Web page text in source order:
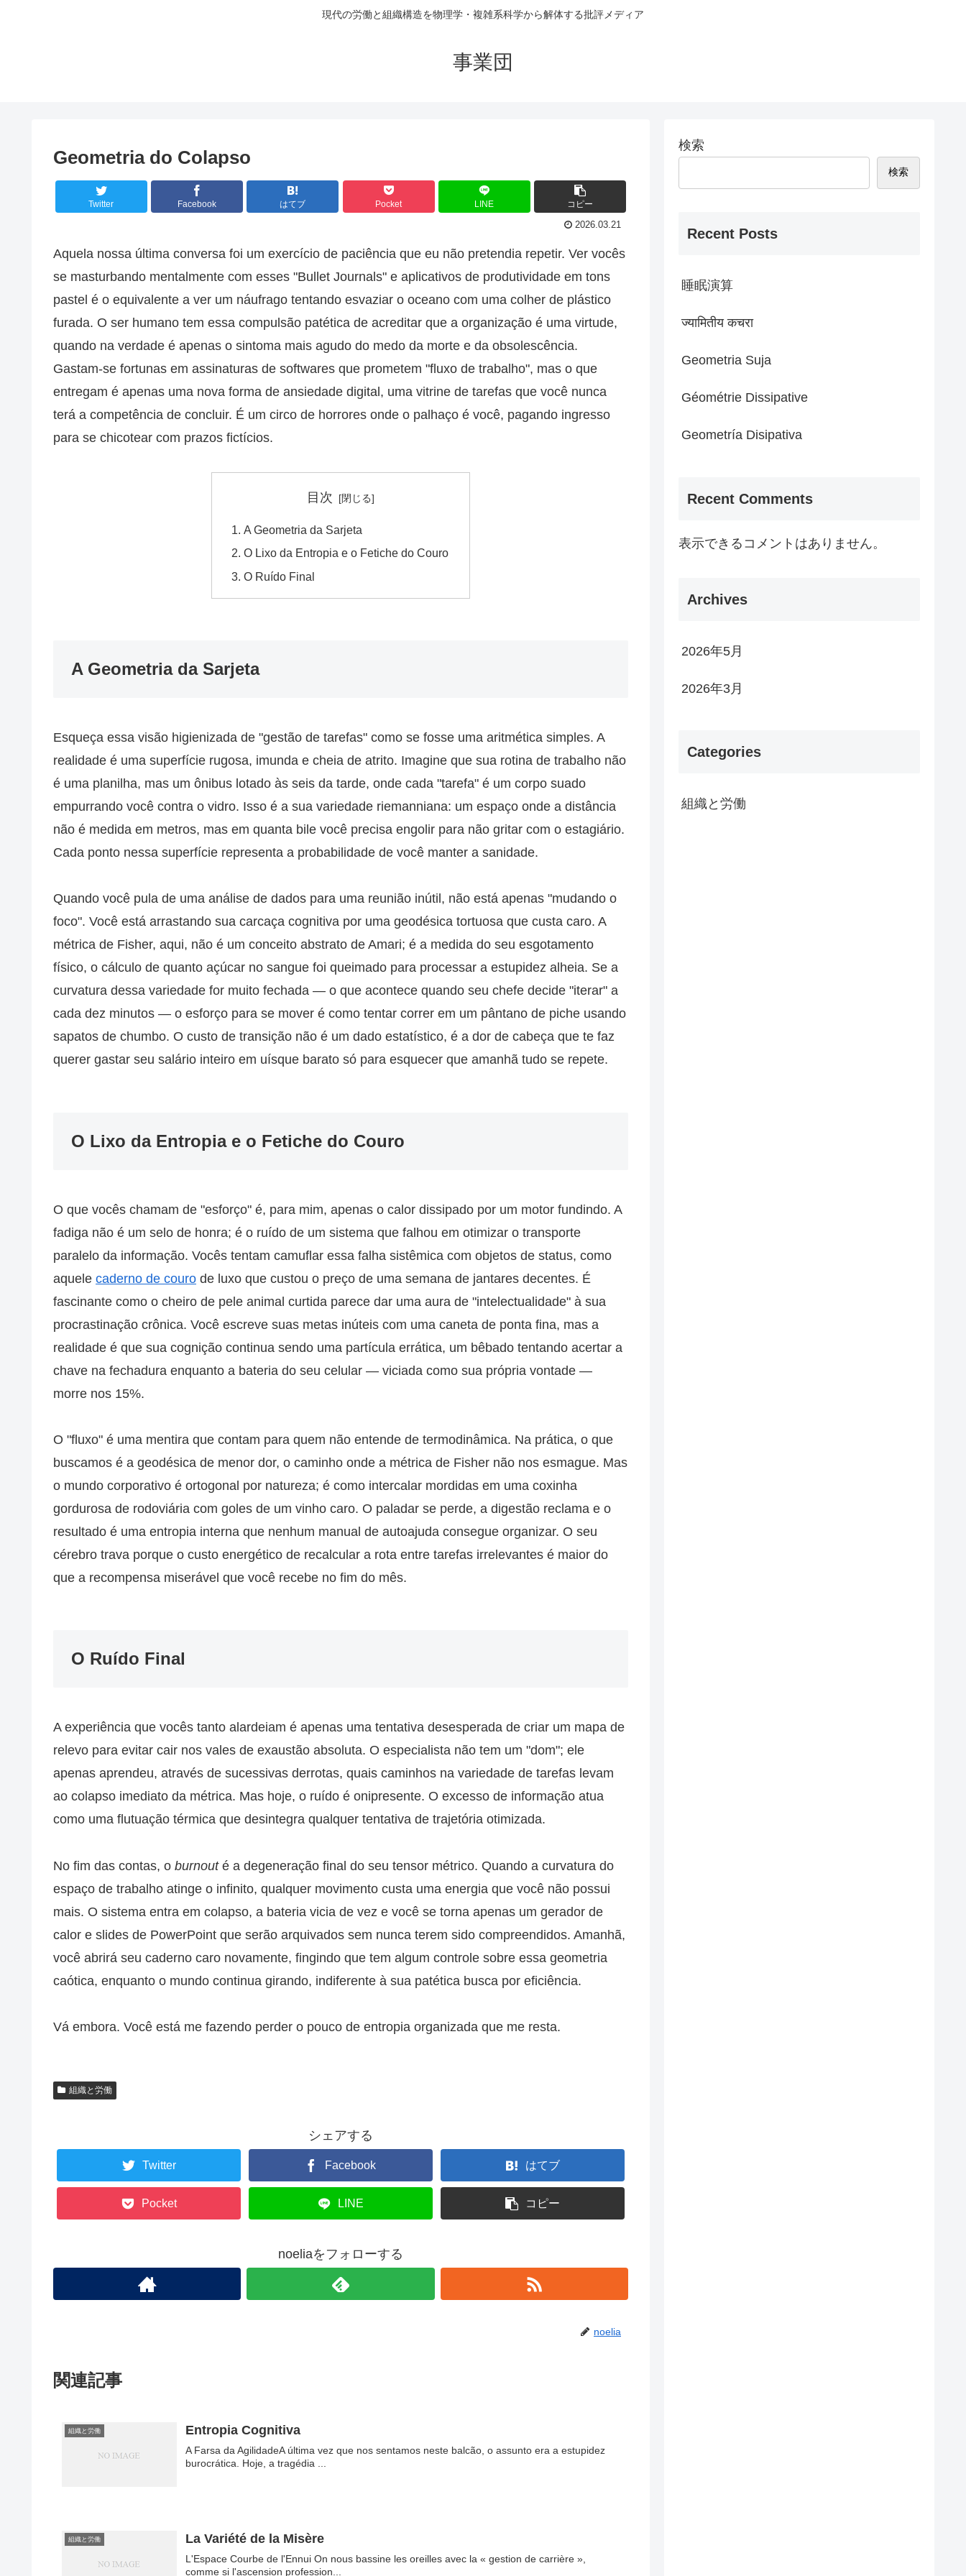
現代の労働と組織構造を物理学・複雑系科学から解体する批評メディア
事業団
Geometria do Colapso
Twitter Facebook はてブ Pocket LINE コピー
2026.03.21
Aquela nossa última conversa foi um exercício de paciência que eu não pretendia repetir. Ver vocês
se masturbando mentalmente com esses "Bullet Journals" e aplicativos de produtividade em tons
pastel é o equivalente a ver um náufrago tentando esvaziar o oceano com uma colher de plástico
furada. O ser humano tem essa compulsão patética de acreditar que a organização é uma virtude,
quando na verdade é apenas o sintoma mais agudo do medo da morte e da obsolescência.
Gastam-se fortunas em assinaturas de softwares que prometem "fluxo de trabalho", mas o que
entregam é apenas uma nova forma de ansiedade digital, uma vitrine de tarefas que você nunca
terá a competência de concluir. É um circo de horrores onde o palhaço é você, pagando ingresso
para se chicotear com prazos fictícios.
目次
A Geometria da Sarjeta
O Lixo da Entropia e o Fetiche do Couro
O Ruído Final
A Geometria da Sarjeta
Esqueça essa visão higienizada de "gestão de tarefas" como se fosse uma aritmética simples. A
realidade é uma superfície rugosa, imunda e cheia de atrito. Imagine que sua rotina de trabalho não
é uma planilha, mas um ônibus lotado às seis da tarde, onde cada "tarefa" é um corpo suado
empurrando você contra o vidro. Isso é a sua variedade riemanniana: um espaço onde a distância
não é medida em metros, mas em quanta bile você precisa engolir para não gritar com o estagiário.
Cada ponto nessa superfície representa a probabilidade de você manter a sanidade.
Quando você pula de uma análise de dados para uma reunião inútil, não está apenas "mudando o
foco". Você está arrastando sua carcaça cognitiva por uma geodésica tortuosa que custa caro. A
métrica de Fisher, aqui, não é um conceito abstrato de Amari; é a medida do seu esgotamento
físico, o cálculo de quanto açúcar no sangue foi queimado para processar a estupidez alheia. Se a
curvatura dessa variedade for muito fechada — o que acontece quando seu chefe decide "iterar" a
cada dez minutos — o esforço para se mover é como tentar correr em um pântano de piche usando
sapatos de chumbo. O custo de transição não é um dado estatístico, é a dor de cabeça que te faz
querer gastar seu salário inteiro em uísque barato só para esquecer que amanhã tudo se repete.
O Lixo da Entropia e o Fetiche do Couro
O que vocês chamam de "esforço" é, para mim, apenas o calor dissipado por um motor fundindo. A
fadiga não é um selo de honra; é o ruído de um sistema que falhou em otimizar o transporte
paralelo da informação. Vocês tentam camuflar essa falha sistêmica com objetos de status, como
aquele caderno de couro de luxo que custou o preço de uma semana de jantares decentes. É
fascinante como o cheiro de pele animal curtida parece dar uma aura de "intelectualidade" à sua
procrastinação crônica. Você escreve suas metas inúteis com uma caneta de ponta fina, mas a
realidade é que sua cognição continua sendo uma partícula errática, um bêbado tentando acertar a
chave na fechadura enquanto a bateria do seu celular — viciada como sua própria vontade —
morre nos 15%.
O "fluxo" é uma mentira que contam para quem não entende de termodinâmica. Na prática, o que
buscamos é a geodésica de menor dor, o caminho onde a métrica de Fisher não nos esmague. Mas
o mundo corporativo é ortogonal por natureza; é como intercalar mordidas em uma coxinha
gordurosa de rodoviária com goles de um vinho caro. O paladar se perde, a digestão reclama e o
resultado é uma entropia interna que nenhum manual de autoajuda consegue organizar. O seu
cérebro trava porque o custo energético de recalcular a rota entre tarefas irrelevantes é maior do
que a recompensa miserável que você recebe no fim do mês.
O Ruído Final
A experiência que vocês tanto alardeiam é apenas uma tentativa desesperada de criar um mapa de
relevo para evitar cair nos vales de exaustão absoluta. O especialista não tem um "dom"; ele
apenas aprendeu, através de sucessivas derrotas, quais caminhos na variedade de tarefas levam
ao colapso imediato da métrica. Mas hoje, o ruído é onipresente. O excesso de informação atua
como uma flutuação térmica que desintegra qualquer tentativa de trajetória otimizada.
No fim das contas, o burnouté a degeneração final do seu tensor métrico. Quando a curvatura do
espaço de trabalho atinge o infinito, qualquer movimento custa uma energia que você não possui
mais. O sistema entra em colapso, a bateria vicia de vez e você se torna apenas um gerador de
calor e slides de PowerPoint que serão arquivados sem nunca terem sido compreendidos. Amanhã,
você abrirá seu caderno caro novamente, fingindo que tem algum controle sobre essa geometria
caótica, enquanto o mundo continua girando, indiferente à sua patética busca por eficiência.
Vá embora. Você está me fazendo perder o pouco de entropia organizada que me resta.
組織と労働
シェアする
Twitter Facebook はてブ
Pocket LINE コピー
noeliaをフォローする
noelia
関連記事
組織と労働 Entropia Cognitiva
A Farsa da AgilidadeA última vez que nos sentamos neste balcão, o assunto era a estupidez
burocrática. Hoje, a tragédia ...
組織と労働 La Variété de la Misère
L'Espace Courbe de l'Ennui On nous bassine les oreilles avec la « gestion de carrière »,
comme si l'ascension profession...
検索
検索
Recent Posts
睡眠演算
ज्यामितीय कचरा
Geometria Suja
Géométrie Dissipative
Geometría Disipativa
Recent Comments
表示できるコメントはありません。
Archives
2026年5月
2026年3月
Categories
組織と労働